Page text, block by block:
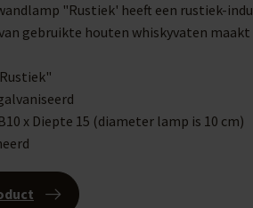
"Rustiek' heeft een rustiek-
gebruikte houten whiskyvaten
x Diepte 15 (diameter lamp is 10 cm)